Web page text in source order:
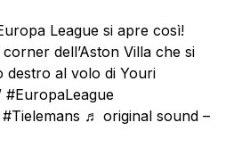
League si apre così!
dell’Aston Villa che si
destro al volo di Youri
#EuropaLeague
#Tielemans ♬ original sound –